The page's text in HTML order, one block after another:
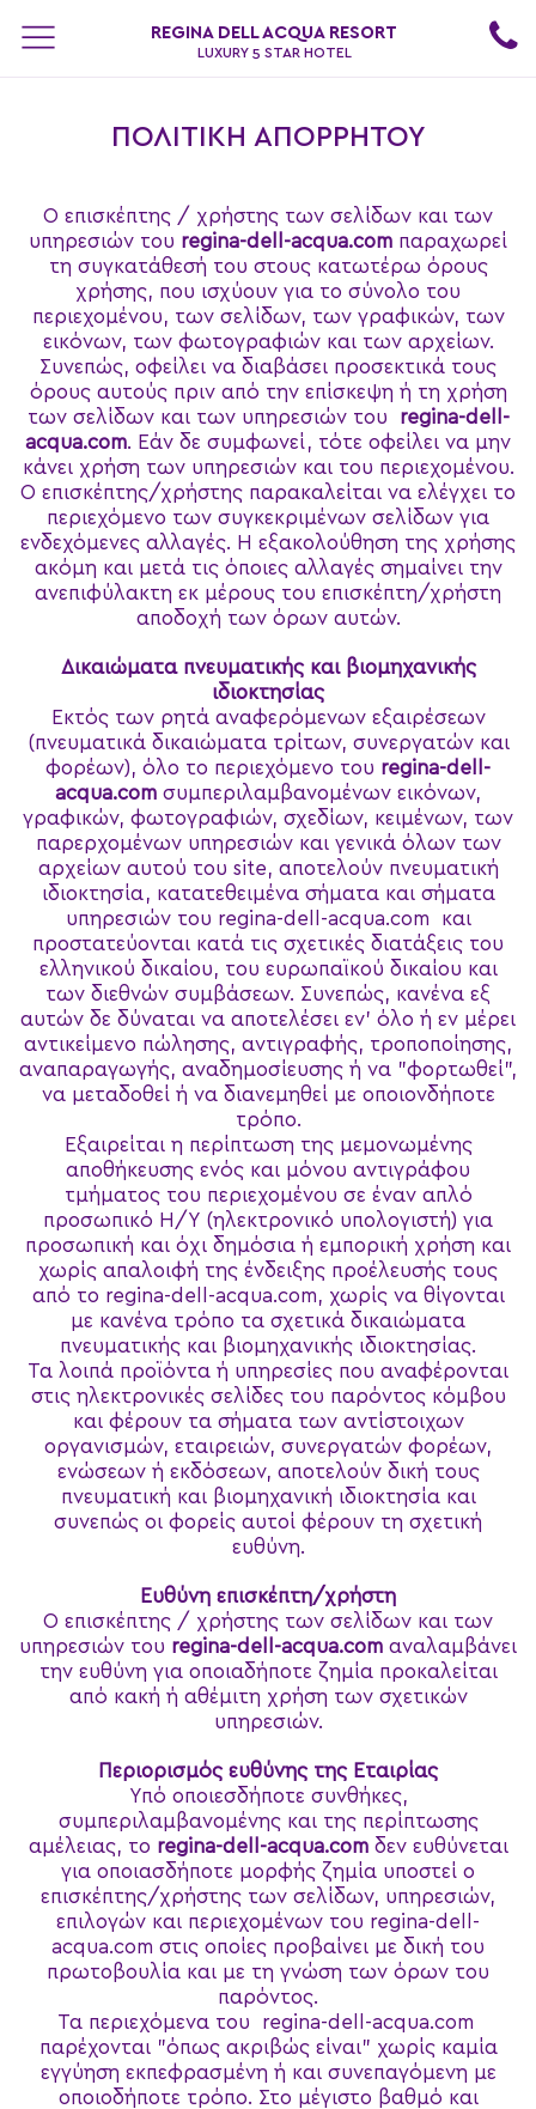
REGINA DELL ACQUA RESORT
LUXURY 5 STAR HOTEL
ΠΟΛΙΤΙΚΉ ΑΠΟΡΡΉΤΟΥ
Ο επισκέπτης / χρήστης των σελίδων και των
υπηρεσιών του regina-dell-acqua.com παραχωρεί
τη συγκατάθεσή του στους κατωτέρω όρους
χρήσης, που ισχύουν για το σύνολο του
περιεχομένου, των σελίδων, των γραφικών, των
εικόνων, των φωτογραφιών και των αρχείων.
Συνεπώς, οφείλει να διαβάσει προσεκτικά τους
όρους αυτούς πριν από την επίσκεψη ή τη χρήση
των σελίδων και των υπηρεσιών του regina-dell-
acqua.com. Εάν δε συμφωνεί, τότε οφείλει να μην
κάνει χρήση των υπηρεσιών και του περιεχομένου.
Ο επισκέπτης/χρήστης παρακαλείται να ελέγχει το
περιεχόμενο των συγκεκριμένων σελίδων για
ενδεχόμενες αλλαγές. Η εξακολούθηση της χρήσης
ακόμη και μετά τις όποιες αλλαγές σημαίνει την
ανεπιφύλακτη εκ μέρους του επισκέπτη/χρήστη
αποδοχή των όρων αυτών.
Δικαιώματα πνευματικής και βιομηχανικής
ιδιοκτησίας
Εκτός των ρητά αναφερόμενων εξαιρέσεων
(πνευματικά δικαιώματα τρίτων, συνεργατών και
φορέων), όλο το περιεχόμενο του regina-dell-
acqua.com συμπεριλαμβανομένων εικόνων,
γραφικών, φωτογραφιών, σχεδίων, κειμένων, των
παρερχομένων υπηρεσιών και γενικά όλων των
αρχείων αυτού του site, αποτελούν πνευματική
ιδιοκτησία, κατατεθειμένα σήματα και σήματα
υπηρεσιών του regina-dell-acqua.com και
προστατεύονται κατά τις σχετικές διατάξεις του
ελληνικού δικαίου, του ευρωπαϊκού δικαίου και
των διεθνών συμβάσεων. Συνεπώς, κανένα εξ
αυτών δε δύναται να αποτελέσει εν' όλο ή εν μέρει
αντικείμενο πώλησης, αντιγραφής, τροποποίησης,
αναπαραγωγής, αναδημοσίευσης ή να "φορτωθεί",
να μεταδοθεί ή να διανεμηθεί με οποιονδήποτε
τρόπο.
Εξαιρείται η περίπτωση της μεμονωμένης
αποθήκευσης ενός και μόνου αντιγράφου
τμήματος του περιεχομένου σε έναν απλό
προσωπικό Η/Υ (ηλεκτρονικό υπολογιστή) για
προσωπική και όχι δημόσια ή εμπορική χρήση και
χωρίς απαλοιφή της ένδειξης προέλευσής τους
από το regina-dell-acqua.com, χωρίς να θίγονται
με κανένα τρόπο τα σχετικά δικαιώματα
πνευματικής και βιομηχανικής ιδιοκτησίας.
Τα λοιπά προϊόντα ή υπηρεσίες που αναφέρονται
στις ηλεκτρονικές σελίδες του παρόντος κόμβου
και φέρουν τα σήματα των αντίστοιχων
οργανισμών, εταιρειών, συνεργατών φορέων,
ενώσεων ή εκδόσεων, αποτελούν δική τους
πνευματική και βιομηχανική ιδιοκτησία και
συνεπώς οι φορείς αυτοί φέρουν τη σχετική
ευθύνη.
Ευθύνη επισκέπτη/χρήστη
Ο επισκέπτης / χρήστης των σελίδων και των
υπηρεσιών του regina-dell-acqua.com αναλαμβάνει
την ευθύνη για οποιαδήποτε ζημία προκαλείται
από κακή ή αθέμιτη χρήση των σχετικών
υπηρεσιών.
Περιορισμός ευθύνης της Εταιρίας
Υπό οποιεσδήποτε συνθήκες,
συμπεριλαμβανομένης και της περίπτωσης
αμέλειας, το regina-dell-acqua.com δεν ευθύνεται
για οποιασδήποτε μορφής ζημία υποστεί ο
επισκέπτης/χρήστης των σελίδων, υπηρεσιών,
επιλογών και περιεχομένων του regina-dell-
acqua.com στις οποίες προβαίνει με δική του
πρωτοβουλία και με τη γνώση των όρων του
παρόντος.
Τα περιεχόμενα του regina-dell-acqua.com
παρέχονται "όπως ακριβώς είναι" χωρίς καμία
εγγύηση εκπεφρασμένη ή και συνεπαγόμενη με
οποιοδήποτε τρόπο. Στο μέγιστο βαθμό και